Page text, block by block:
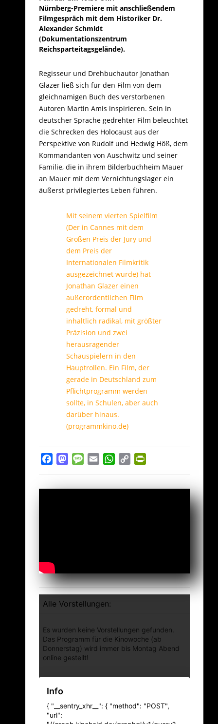
Nürnberg-Premiere mit anschließendem
Filmgespräch mit dem Historiker Dr.
Alexander Schmidt
(Dokumentationszentrum
Reichsparteitagsgelände).
Regisseur und Drehbuchautor Jonathan
Glazer ließ sich für den Film von dem
gleichnamigen Buch des verstorbenen
Autoren Martin Amis inspirieren. Sein in
deutscher Sprache gedrehter Film beleuchtet
die Schrecken des Holocaust aus der
Perspektive von Rudolf und Hedwig Höß, dem
Kommandanten von Auschwitz und seiner
Familie, die in ihrem Bilderbuchheim Mauer
an Mauer mit dem Vernichtungslager ein
äußerst privilegiertes Leben führen.
Mit seinem vierten Spielfilm
(Der in Cannes mit dem
Großen Preis der Jury und
dem Preis der
Internationalen Filmkritik
ausgezeichnet wurde) hat
Jonathan Glazer einen
außerordentlichen Film
gedreht, formal und
inhaltlich radikal, mit größter
Präzision und zwei
herausragender
Schauspielern in den
Hauptrollen. Ein Film, der
gerade in Deutschland zum
Pflichtprogramm werden
sollte, in Schulen, aber auch
darüber hinaus.
(programmkino.de)
FacebookMastodon
Message
Email WhatsApp
Copy